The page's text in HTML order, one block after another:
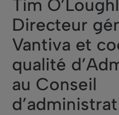
Relations Investisseurs
Tim
Directeur
Vantiva et
qualité
au Conseil